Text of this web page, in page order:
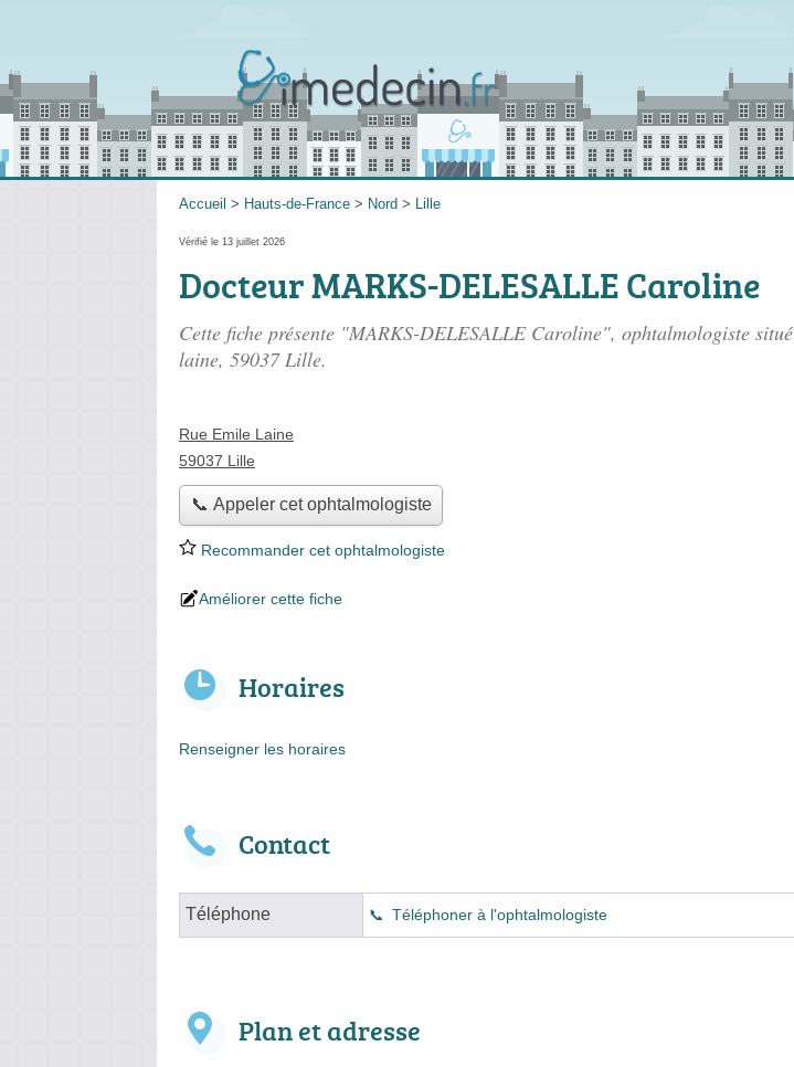
Accueil > Hauts-de-France > Nord > Lille
Vérifié le 13 juillet 2026
Docteur MARKS-DELESALLE Caroline
Cette fiche présente "MARKS-DELESALLE Caroline", ophtalmologiste situé
laine, 59037 Lille.
Rue Emile Laine
59037 Lille
📞 Appeler cet ophtalmologiste
Recommander cet ophtalmologiste
Améliorer cette fiche
Horaires
Renseigner les horaires
Contact
Téléphone Téléphoner à l'ophtalmologiste
Plan et adresse